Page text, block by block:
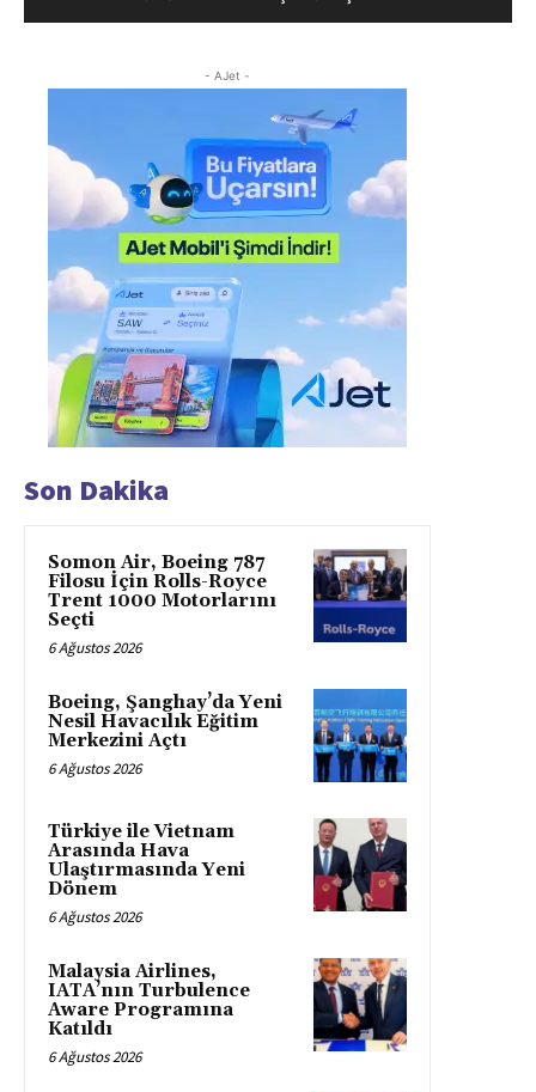
- AJet -
Son Dakika
Somon Air, Boeing 787
Filosu İçin Rolls-Royce
Trent 1000 Motorlarını
Seçti
6 Ağustos 2026
Boeing, Şanghay’da Yeni
Nesil Havacılık Eğitim
Merkezini Açtı
6 Ağustos 2026
Türkiye ile Vietnam
Arasında Hava
Ulaştırmasında Yeni
Dönem
6 Ağustos 2026
Malaysia Airlines,
IATA’nın Turbulence
Aware Programına
Katıldı
6 Ağustos 2026